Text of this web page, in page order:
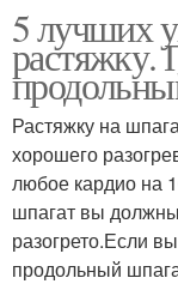
5 лучших
растяжку.
Растяжку на
хорошего
любое кардио на
шпагат вы
разогрето.Если
продольный